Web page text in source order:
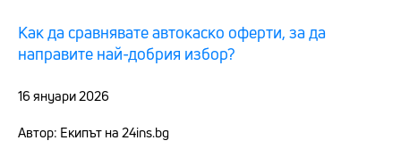
Как да сравнявате автокаско оферти, за да
направите най-добрия избор?
16 януари 2026
Автор: Екипът на 24ins.bg